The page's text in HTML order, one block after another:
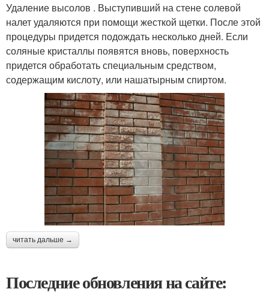
Удаление высолов . Выступивший на стене солевой
налет удаляются при помощи жесткой щетки. После этой
процедуры придется подождать несколько дней. Если
соляные кристаллы появятся вновь, поверхность
придется обработать специальным средством,
содержащим кислоту, или нашатырным спиртом.
читать дальше →
Последние обновления на сайте: